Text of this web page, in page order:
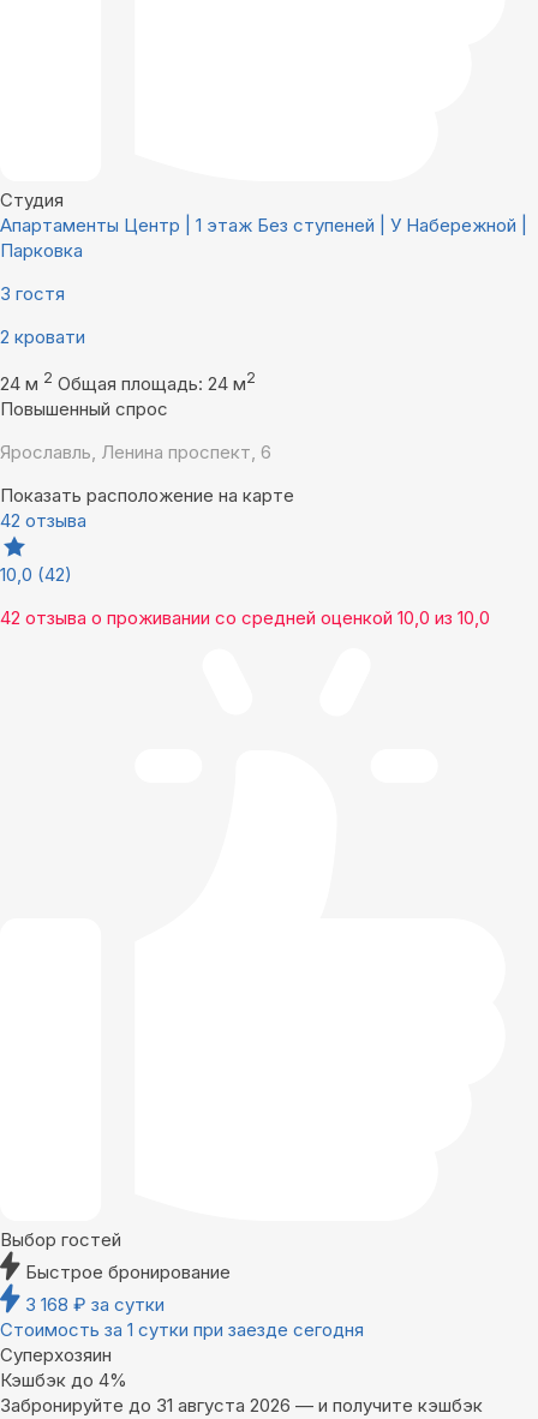
Студия
Апартаменты Центр | 1 этаж Без ступеней | У Набережной |
Парковка
3 гостя
2 кровати
24 м 2 Общая площадь: 24 м2
Повышенный спрос
Ярославль, Ленина проспект, 6
Показать расположение на карте
42 отзыва
10,0 (42)
42 отзыва о проживании со средней оценкой 10,0 из 10,0
Выбор гостей
Быстрое бронирование
3 168 ₽ за сутки
Стоимость за 1 сутки при заезде сегодня
Суперхозяин
Кэшбэк до 4%
Забронируйте до 31 августа 2026 — и получите кэшбэк